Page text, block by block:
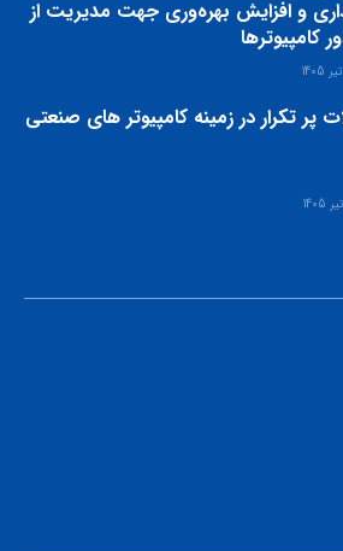
و افزایش بهره‌وری جهت مدیریت از
کامپیوترها
پر تکرار در زمینه کامپیوتر های صنعتی